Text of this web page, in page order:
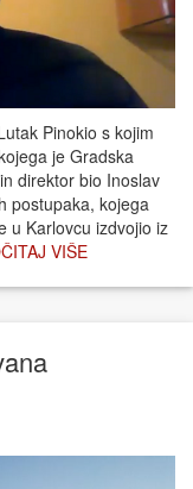
Pinokio s kojim
je Gradska
direktor bio Inoslav
postupaka, kojega
u Karlovcu izdvojio iz
VIŠE